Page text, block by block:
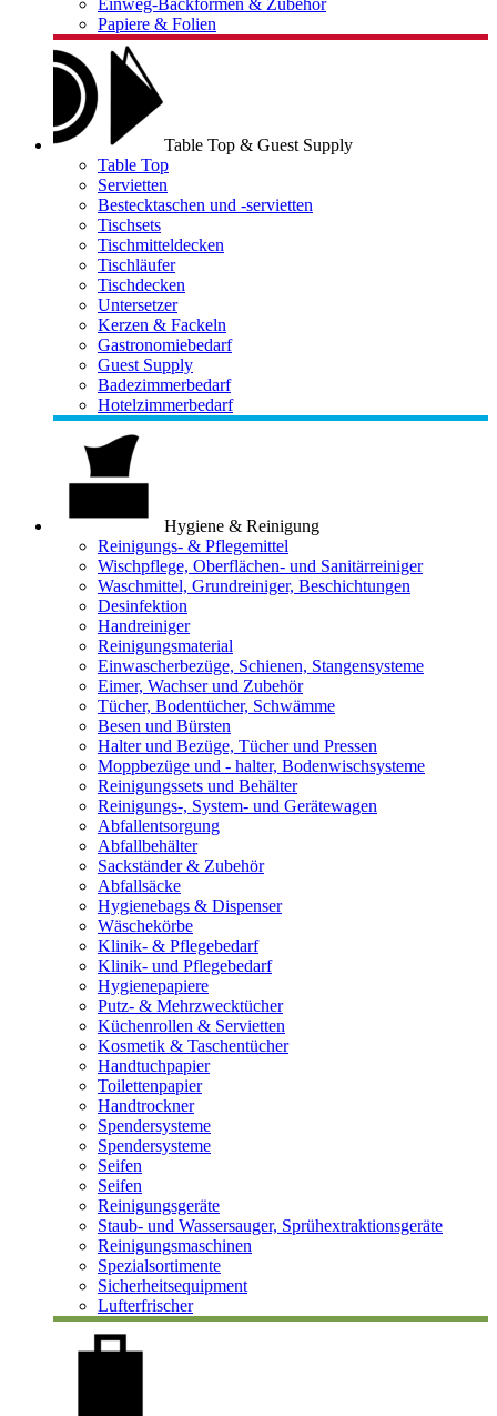
Einweg-Backformen & Zubehör
Papiere & Folien
Table Top & Guest Supply
Table Top
Servietten
Bestecktaschen und -servietten
Tischsets
Tischmitteldecken
Tischläufer
Tischdecken
Untersetzer
Kerzen & Fackeln
Gastronomiebedarf
Guest Supply
Badezimmerbedarf
Hotelzimmerbedarf
Hygiene & Reinigung
Reinigungs- & Pflegemittel
Wischpflege, Oberflächen- und Sanitärreiniger
Waschmittel, Grundreiniger, Beschichtungen
Desinfektion
Handreiniger
Reinigungsmaterial
Einwascherbezüge, Schienen, Stangensysteme
Eimer, Wachser und Zubehör
Tücher, Bodentücher, Schwämme
Besen und Bürsten
Halter und Bezüge, Tücher und Pressen
Moppbezüge und - halter, Bodenwischsysteme
Reinigungssets und Behälter
Reinigungs-, System- und Gerätewagen
Abfallentsorgung
Abfallbehälter
Sackständer & Zubehör
Abfallsäcke
Hygienebags & Dispenser
Wäschekörbe
Klinik- & Pflegebedarf
Klinik- und Pflegebedarf
Hygienepapiere
Putz- & Mehrzwecktücher
Küchenrollen & Servietten
Kosmetik & Taschentücher
Handtuchpapier
Toilettenpapier
Handtrockner
Spendersysteme
Spendersysteme
Seifen
Seifen
Reinigungsgeräte
Staub- und Wassersauger, Sprühextraktionsgeräte
Reinigungsmaschinen
Spezialsortimente
Sicherheitsequipment
Lufterfrischer